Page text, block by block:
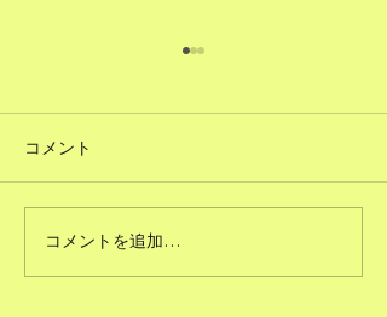
#51ただで人に頼むこと
コメント
コメントを追加…